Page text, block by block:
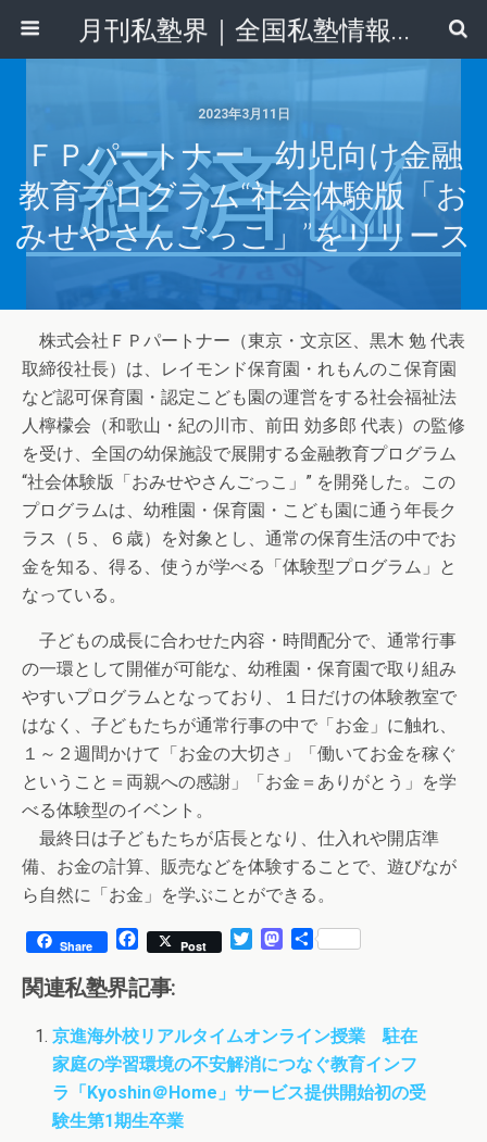
月刊私塾界｜全国私塾情報センター
2023年3月11日
ＦＰパートナー 幼児向け金融
教育プログラム“社会体験版「お
みせやさんごっこ」”をリリース
株式会社ＦＰパートナー（東京・文京区、黒木 勉 代表
取締役社長）は、レイモンド保育園・れもんのこ保育園
など認可保育園・認定こども園の運営をする社会福祉法
人檸檬会（和歌山・紀の川市、前田 効多郎 代表）の監修
を受け、全国の幼保施設で展開する金融教育プログラム
“社会体験版「おみせやさんごっこ」” を開発した。この
プログラムは、幼稚園・保育園・こども園に通う年長ク
ラス（５、６歳）を対象とし、通常の保育生活の中でお
金を知る、得る、使うが学べる「体験型プログラム」と
なっている。
子どもの成長に合わせた内容・時間配分で、通常行事
の一環として開催が可能な、幼稚園・保育園で取り組み
やすいプログラムとなっており、１日だけの体験教室で
はなく、子どもたちが通常行事の中で「お金」に触れ、
１～２週間かけて「お金の大切さ」「働いてお金を稼ぐ
ということ＝両親への感謝」「お金＝ありがとう」を学
べる体験型のイベント。
最終日は子どもたちが店長となり、仕入れや開店準
備、お金の計算、販売などを体験することで、遊びなが
ら自然に「お金」を学ぶことができる。
Share
F
c
e
b
o
o
k
Post
t
e
r
M
o
d
o
n
共
関連私塾界記事:
京進海外校リアルタイムオンライン授業 駐在
家庭の学習環境の不安解消につなぐ教育インフ
ラ「Kyoshin＠Home」サービス提供開始初の受
験生第1期生卒業